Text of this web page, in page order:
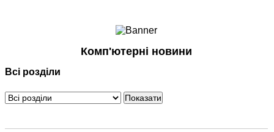
Смартфони
Периферія
Програмне забезпечення
Комп'ютерні новини
Всі розділи